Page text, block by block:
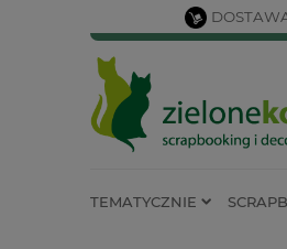
TEMATYCZNIE